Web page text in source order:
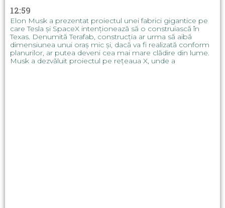
12:59
Elon Musk a prezentat proiectul unei fabrici gigantice pe
care Tesla și SpaceX intenționează să o construiască în
Texas. Denumită Terafab, construcția ar urma să aibă
dimensiunea unui oraș mic și, dacă va fi realizată conform
planurilor, ar putea deveni cea mai mare clădire din lume.
Musk a dezvăluit proiectul pe rețeaua X, unde a